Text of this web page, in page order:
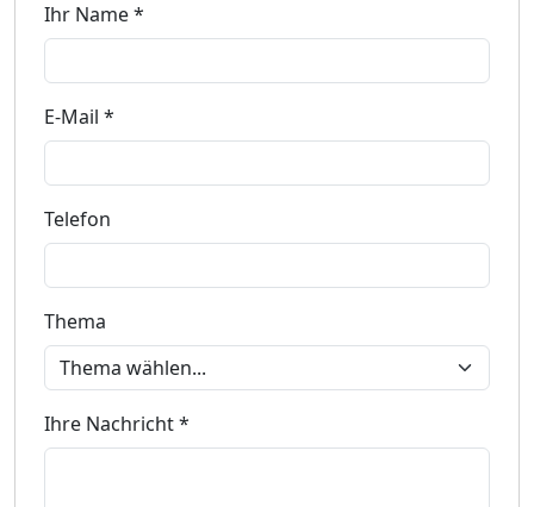
Ihr Name *
E-Mail *
Telefon
Thema
Ihre Nachricht *